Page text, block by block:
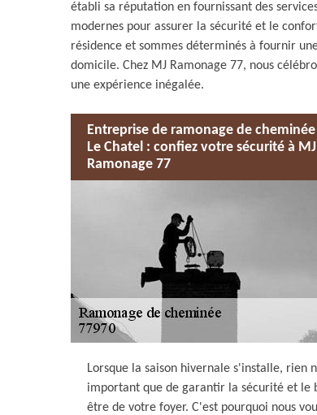
établi sa réputation en fournissant des
modernes pour assurer la sécurité et le
résidence et sommes déterminés à fournir
domicile. Chez MJ Ramonage 77, nous
une expérience inégalée.
Entreprise de ramonage de
Le Chatel : confiez votre sécurité à MJ
Ramonage 77
Lorsque la saison hivernale s'installe, rien
important que de garantir la sécurité et le
être de votre foyer. C'est pourquoi nous